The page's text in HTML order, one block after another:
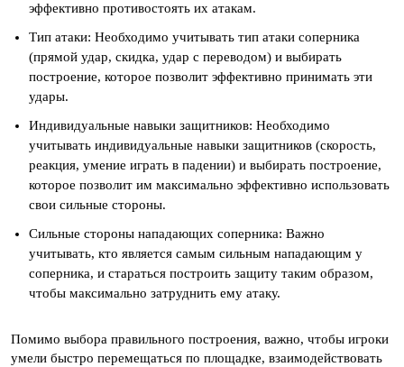
эффективно противостоять их атакам.
Тип атаки: Необходимо учитывать тип атаки соперника
(прямой удар, скидка, удар с переводом) и выбирать
построение, которое позволит эффективно принимать эти
удары.
Индивидуальные навыки защитников: Необходимо
учитывать индивидуальные навыки защитников (скорость,
реакция, умение играть в падении) и выбирать построение,
которое позволит им максимально эффективно использовать
свои сильные стороны.
Сильные стороны нападающих соперника: Важно
учитывать, кто является самым сильным нападающим у
соперника, и стараться построить защиту таким образом,
чтобы максимально затруднить ему атаку.
Помимо выбора правильного построения, важно, чтобы игроки
умели быстро перемещаться по площадке, взаимодействовать